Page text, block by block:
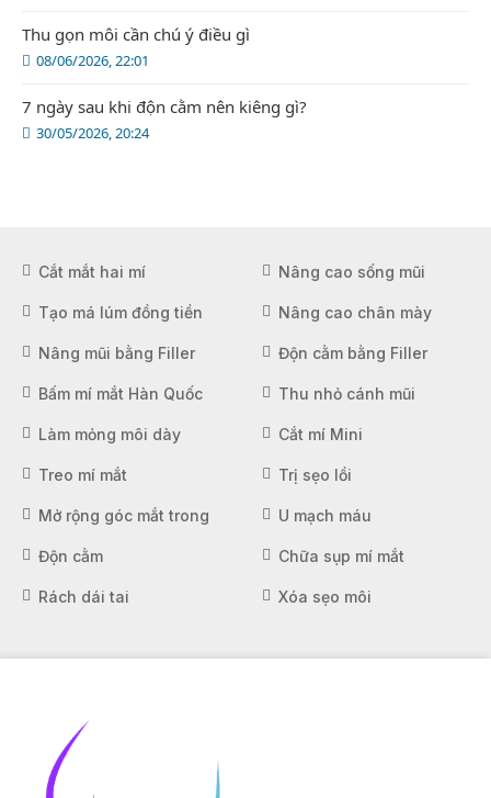
08/06/2026, 22:01
Thu gọn môi cần chú ý điều gì
30/05/2026, 20:24
7 ngày sau khi độn cằm nên kiêng gì?
Cắt mắt hai mí Nâng cao sống mũi
Tạo má lúm đồng tiền Nâng cao chân mày
Nâng mũi bằng Filler Độn cằm bằng Filler
Bấm mí mắt Hàn Quốc Thu nhỏ cánh mũi
Làm mỏng môi dày Cắt mí Mini
Treo mí mắt Trị sẹo lồi
Mở rộng góc mắt trong U mạch máu
Độn cằm Chữa sụp mí mắt
Rách dái tai Xóa sẹo môi